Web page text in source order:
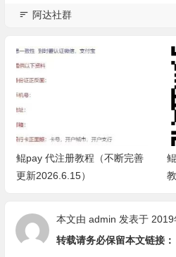
阿达社群
鲲pay 代注册教程（不断完善
更新2026.6.15）
鲲
本文由 admin 发表于
转载请务必保留本文链接：